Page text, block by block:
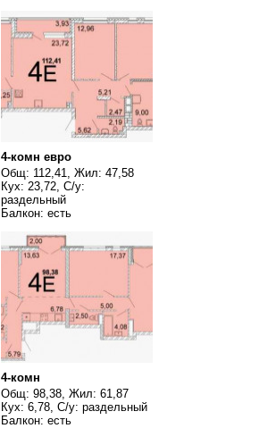
4-комн евро
Общ: 112,41, Жил: 47,58
Кух: 23,72, С/у:
раздельный
Балкон: есть
4-комн
Общ: 98,38, Жил: 61,87
Кух: 6,78, С/у: раздельный
Балкон: есть